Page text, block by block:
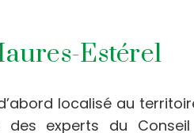
Estérel
localisé au
experts du Conseil